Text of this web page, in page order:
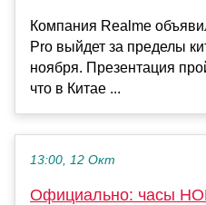
Компания Realme
Pro выйдет за пределы
ноября. Презентация
что в Китае ...
13:00, 12 Окт
Официально: часы